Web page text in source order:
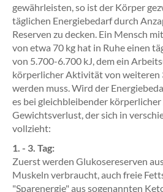
gewährleisten, so ist der Körper
täglichen Energiebedarf durch
Reserven zu decken. Ein Mensch
von etwa 70 kg hat in Ruhe einen
von 5.700-6.700 kJ, dem ein
körperlicher Aktivität von weiteren
werden muss. Wird der
es bei gleichbleibender
Gewichtsverlust, der sich in
vollzieht:
1. - 3. Tag:
Zuerst werden Glukosereserven
Muskeln verbraucht, auch freie
"Sparenergie" aus sogenannten